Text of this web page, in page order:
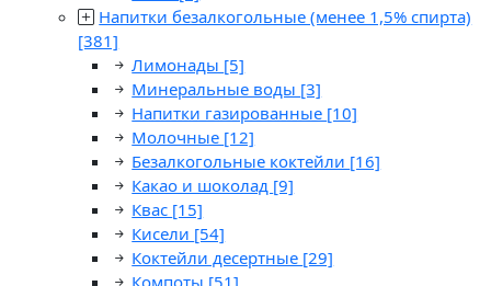
Напитки безалкогольные (менее 1,5% спирта)
[381]
Лимонады [5]
Минеральные воды [3]
Напитки газированные [10]
Молочные [12]
Безалкогольные коктейли [16]
Какао и шоколад [9]
Квас [15]
Кисели [54]
Коктейли десертные [29]